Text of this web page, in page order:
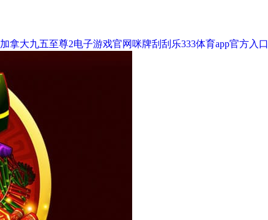
加拿大九五至尊2电子游戏官网咪牌刮刮乐333体育app官方入口